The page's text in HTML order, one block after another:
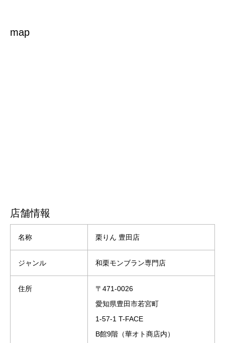
map
店舗情報
名称 栗りん 豊田店
ジャンル 和栗モンブラン専門店
住所
〒471-0026
愛知県豊田市若宮町
1-57-1 T-FACE
B館9階（華オト商店内）